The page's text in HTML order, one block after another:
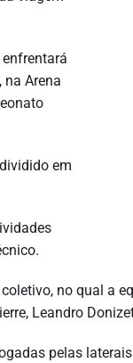
Arena
em
no qual a
Leandro
pelas